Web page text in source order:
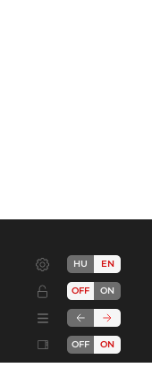
HU EN
OFF ON
OFF ON